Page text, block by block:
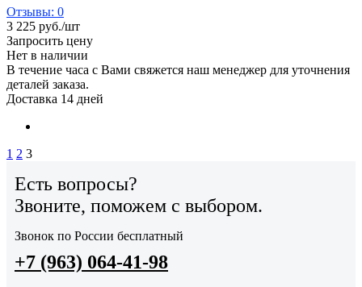
Отзывы: 0
3 225 руб./шт
Запросить цену
Нет в наличии
В течение часа с Вами свяжется наш менеджер для уточнения
деталей заказа.
Доставка 14 дней
1 2 3
Есть вопросы?
Звоните, поможем с выбором.
Звонок по России бесплатный
+7 (963) 064-41-98